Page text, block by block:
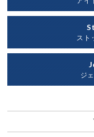
スト
ジ